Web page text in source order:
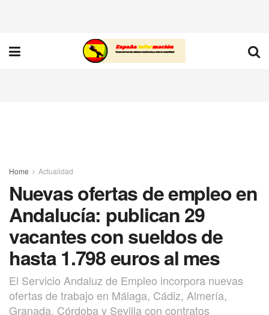
Home Actualidad
Nuevas ofertas de empleo en
Andalucía: publican 29
vacantes con sueldos de
hasta 1.798 euros al mes
El Servicio Andaluz de Empleo incorpora nuevas
ofertas de trabajo en Málaga, Cádiz, Almería,
Granada, Córdoba y Sevilla con contratos